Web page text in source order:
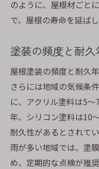
仕上げ作業
施工後のメン
静岡県の気候に合
を守る
静岡特有の気
湿気対策に有
風雨から屋根
屋根の断熱性
季節ごとに異
のように、屋根材ごと
で、屋根の寿命を延ば
塗装の頻度と耐
屋根塗装の頻度と耐久
さらには地域の気候条
に、アクリル塗料は5
年、シリコン塗料は10
耐久性があるとされて
雨が多い地域では、塗
め、定期的な点検が推